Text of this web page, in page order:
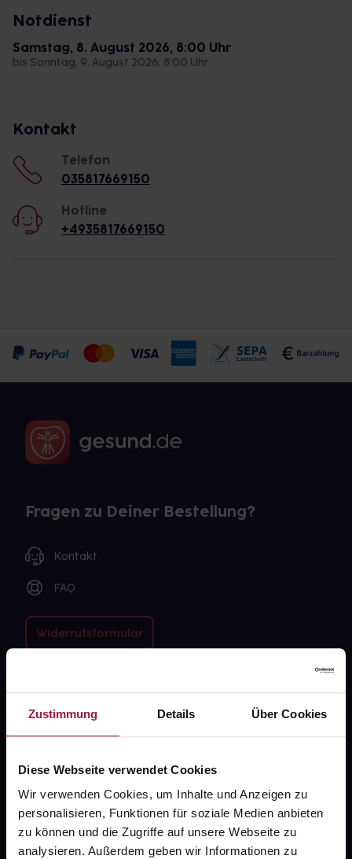
Zustimmung Details Über Cookies
Diese Webseite verwendet Cookies
Wir verwenden Cookies, um Inhalte und Anzeigen zu
personalisieren, Funktionen für soziale Medien anbieten
zu können und die Zugriffe auf unsere Webseite zu
analysieren. Außerdem geben wir Informationen zu
Notdienst
Samstag, 8. August 2026, 8:00 Uhr
bis Sonntag, 9. August 2026, 8:00 Uhr
Kontakt
Telefon
035817669150
Hotline
+4935817669150
Fragen zu Deiner Bestellung?
Kontakt
FAQ
Widerrufsformular
Über uns
Karriere
Newsletter
Barrierefreiheitserklärung